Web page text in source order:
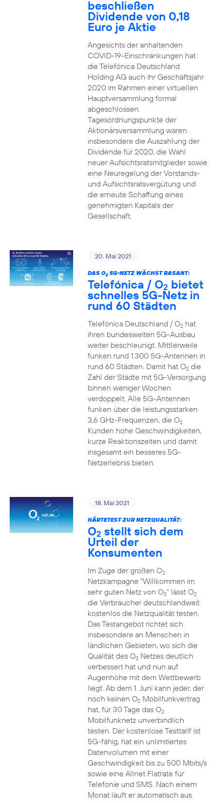
beschließen
Dividende von 0,18
Euro je Aktie
Angesichts der anhaltenden
COVID-19-Einschränkungen hat
die Telefónica Deutschland
Holding AG auch ihr Geschäftsjahr
2020 im Rahmen einer virtuellen
Hauptversammlung formal
abgeschlossen.
Tagesordnungspunkte der
Aktionärsversammlung waren
insbesondere die Auszahlung der
Dividende für 2020, die Wahl
neuer Aufsichtsratsmitglieder sowie
eine Neuregelung der Vorstands-
und Aufsichtsratsvergütung und
die erneute Schaffung eines
genehmigten Kapitals der
Gesellschaft.
20. Mai 2021
DAS O25G-NETZ WÄCHST RASANT:
Telefónica / O2 bietet
schnelles 5G-Netz in
rund 60 Städten
Telefónica Deutschland / O2hat
ihren bundesweiten 5G-Ausbau
weiter beschleunigt. Mittlerweile
funken rund 1.300 5G-Antennen in
rund 60 Städten. Damit hat O2die
Zahl der Städte mit 5G-Versorgung
binnen weniger Wochen
verdoppelt. Alle 5G-Antennen
funken über die leistungsstarken
3,6 GHz-Frequenzen, die O2
Kunden hohe Geschwindigkeiten,
kurze Reaktionszeiten und damit
insgesamt ein besseres 5G-
Netzerlebnis bieten.
18. Mai 2021
HÄRTETEST ZUR NETZQUALITÄT:
O2 stellt sich dem
Urteil der
Konsumenten
Im Zuge der großen O2
Netzkampagne “Willkommen im
sehr guten Netz von O2” lässt O2
die Verbraucher deutschlandweit
kostenlos die Netzqualität testen.
Das Testangebot richtet sich
insbesondere an Menschen in
ländlichen Gebieten, wo sich die
Qualität des O2Netzes deutlich
verbessert hat und nun auf
Augenhöhe mit dem Wettbewerb
liegt. Ab dem 1. Juni kann jeder, der
noch keinen O2Mobilfunkvertrag
hat, für 30 Tage das O2
Mobilfunknetz unverbindlich
testen. Der kostenlose Testtarif ist
5G-fähig, hat ein unlimitiertes
Datenvolumen mit einer
Geschwindigkeit bis zu 500 Mbits/s
sowie eine Allnet Flatrate für
Telefonie und SMS. Nach einem
Monat läuft er automatisch aus.